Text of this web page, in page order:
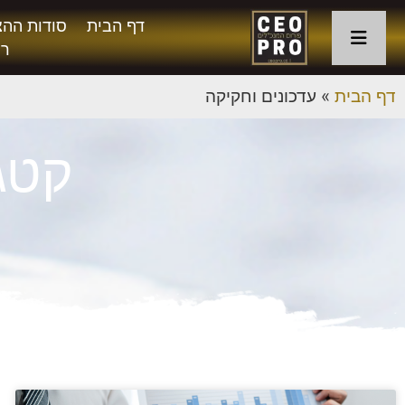
דף הבית
סודות
דף הבית » עדכונים וחקיקה